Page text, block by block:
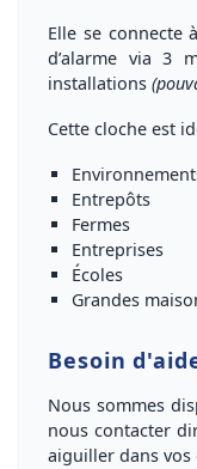
Elle se connecte
d’alarme via 3
installations
Cette cloche est
Entrepôts
Fermes
Entreprises
Écoles
Grandes
Besoin
Nous sommes
nouscontacter
aiguiller dans vos